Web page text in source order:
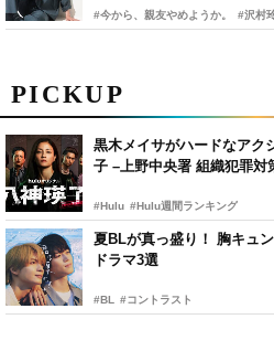
PICKUP
黒木メイサがハードなアク
子 –上野中央署 組織犯罪対
#Hulu #Hulu週間ランキング
夏BLが真っ盛り！ 胸キュ
ドラマ3選
#BL #コントラスト
#今から、親友やめようか。 #沢村